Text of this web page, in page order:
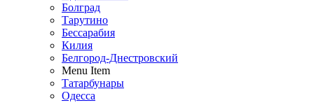
Болград
Тарутино
Бессарабия
Килия
Белгород-Днестровский
Menu Item
Татарбунары
Одесса